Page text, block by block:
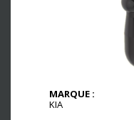
MARQUE :
KIA